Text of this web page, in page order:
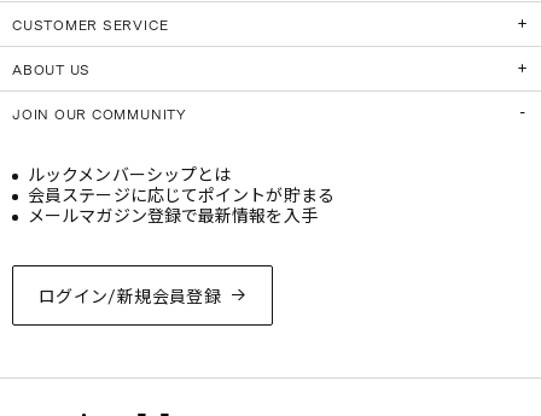
CUSTOMER SERVICE
ABOUT US
JOIN OUR COMMUNITY
ログイン/新規会員登録
ルックメンバーシップとは
会員ステージに応じてポイントが貯まる
メールマガジン登録で最新情報を入手